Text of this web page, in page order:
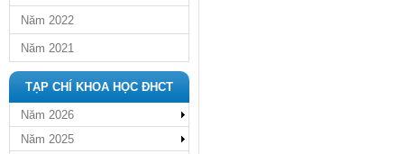
Năm 2022
Năm 2021
TẠP CHÍ KHOA HỌC ĐHCT
Năm 2026
Năm 2025